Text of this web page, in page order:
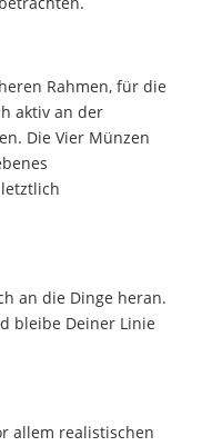
Rahmen, für die
aktiv an der
Die Vier Münzen
an die Dinge heran.
bleibe Deiner Linie
allem realistischen